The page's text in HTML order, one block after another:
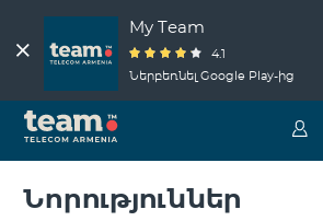
My Team
4.1
Ներբեռնել Google Play-ից
Նորություններ